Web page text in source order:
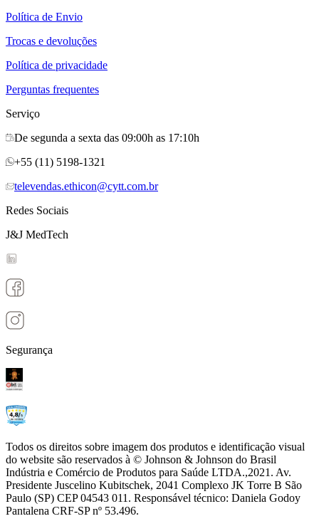
Política de Envio
Trocas e devoluções
Política de privacidade
Perguntas frequentes
Serviço
De segunda a sexta das 09:00h as 17:10h
+55 (11) 5198-1321
televendas.ethicon@cytt.com.br
Redes Sociais
J&J MedTech
Segurança
Todos os direitos sobre imagem dos produtos e identificação visual
do website são reservados à © Johnson & Johnson do Brasil
Indústria e Comércio de Produtos para Saúde LTDA.,2021. Av.
Presidente Juscelino Kubitschek, 2041 Complexo JK Torre B São
Paulo (SP) CEP 04543 011. Responsável técnico: Daniela Godoy
Pantalena CRF-SP nº 53.496.